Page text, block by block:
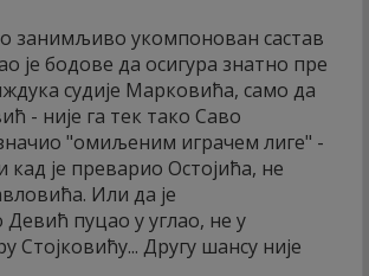
занимљиво укомпонован састав
је бодове да осигура знатно пре
судије Марковића, само да
- није га тек тако Саво
"омиљеним играчем лиге" -
кад је преварио Остојића, не
Или да је
пуцао у углао, не у
Стојковићу... Другу шансу није